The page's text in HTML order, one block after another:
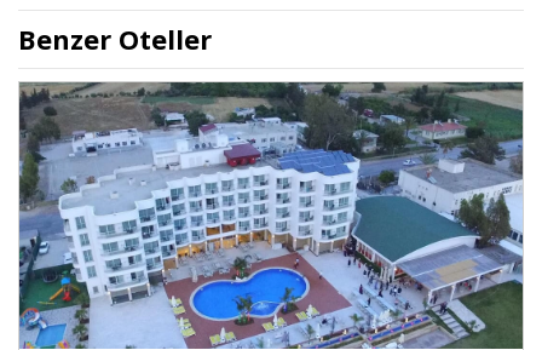
Benzer Oteller